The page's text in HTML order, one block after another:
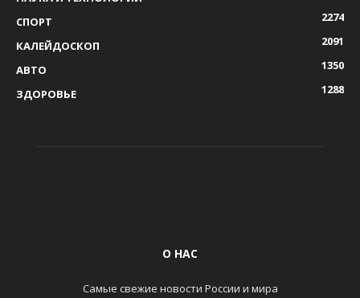
СПОРТ
2274
КАЛЕЙДОСКОП
2091
АВТО
1350
ЗДОРОВЬЕ
1288
О НАС
Самые свежие новости России и мира